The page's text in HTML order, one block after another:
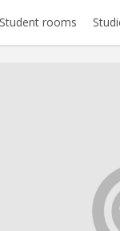
Student rooms